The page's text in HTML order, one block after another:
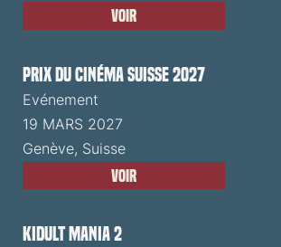
Voir
Prix du Cinéma Suisse 2027
Evénement
19 MARS 2027
Genève, Suisse
Voir
Kidult Mania 2